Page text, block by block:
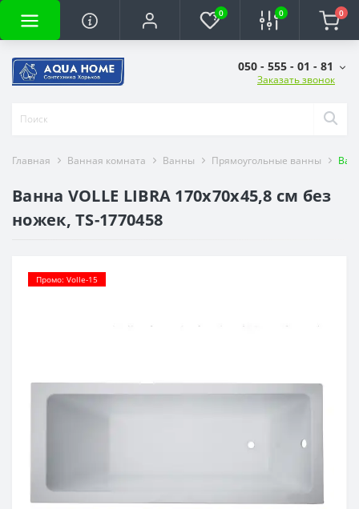
0 0 0
050 - 555 - 01 - 81
Заказать звонок
Главная Ванная комната Ванны Прямоугольные ванны
Ванна VOLLE LIBRA 170x70x45,8 см без
ножек, TS-1770458
Промо: Volle-15